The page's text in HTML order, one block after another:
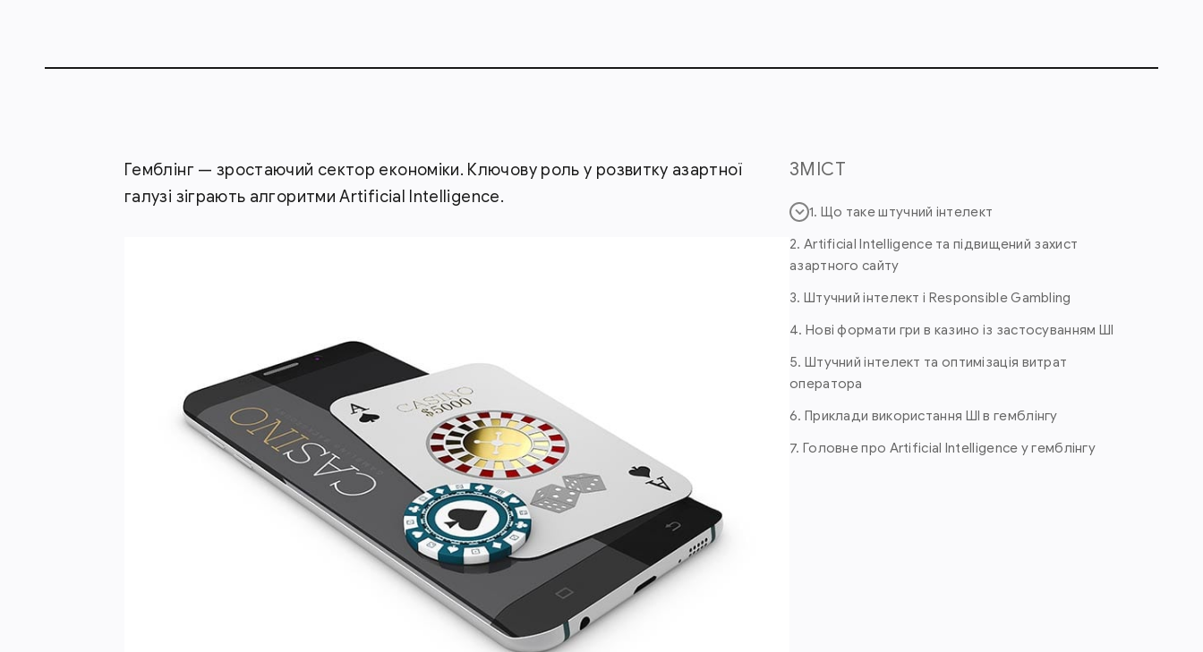
Гемблінг — зростаючий сектор економіки. Ключову роль у розвитку азартної
галузі зіграють алгоритми Artificial Intelligence.
ЗМІСТ
1. Що таке штучний інтелект
2. Artificial Intelligence та підвищений захист
азартного сайту
3. Штучний інтелект і Responsible Gambling
4. Нові формати гри в казино із застосуванням ШІ
5. Штучний інтелект та оптимізація витрат
оператора
6. Приклади використання ШІ в гемблінгу
7. Головне про Artificial Intelligence у гемблінгу